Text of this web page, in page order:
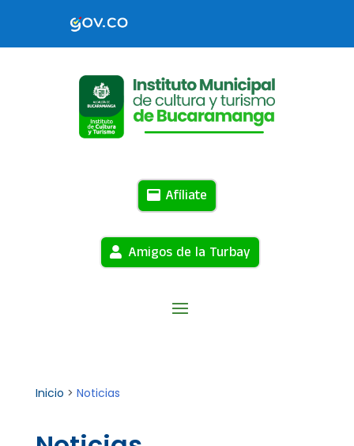
Afíliate
Amigos de la Turbay
Inicio > Noticias